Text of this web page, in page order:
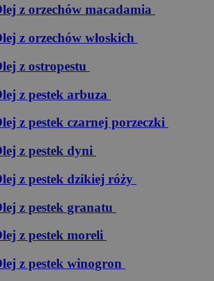
z orzechów macadamia
z orzechów włoskich
z ostropestu
z pestek arbuza
z pestek czarnej porzeczki
z pestek dyni
z pestek dzikiej róży
z pestek granatu
z pestek moreli
z pestek winogron